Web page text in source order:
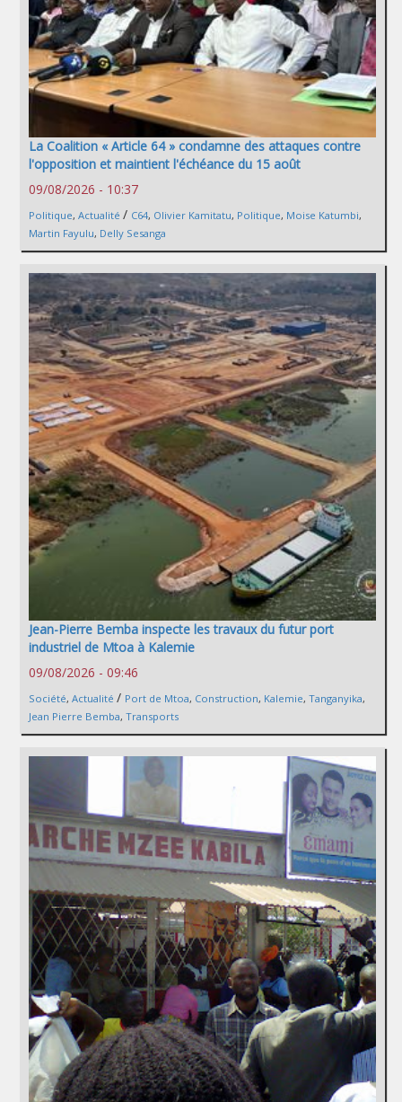
La Coalition « Article 64 » condamne des attaques contre
l'opposition et maintient l'échéance du 15 août
09/08/2026 - 10:37
Politique, Actualité / C64, Olivier Kamitatu, Politique, Moise Katumbi,
Martin Fayulu, Delly Sesanga
Jean-Pierre Bemba inspecte les travaux du futur port
industriel de Mtoa à Kalemie
09/08/2026 - 09:46
Société, Actualité / Port de Mtoa, Construction, Kalemie, Tanganyika,
Jean Pierre Bemba, Transports